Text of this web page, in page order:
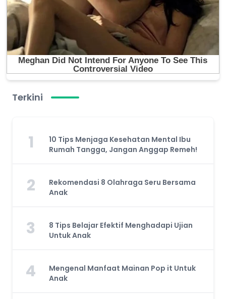
Terkini
1
10 Tips Menjaga Kesehatan Mental Ibu
Rumah Tangga, Jangan Anggap Remeh!
2
Rekomendasi 8 Olahraga Seru Bersama
Anak
3
8 Tips Belajar Efektif Menghadapi Ujian
Untuk Anak
4
Mengenal Manfaat Mainan Pop it Untuk
Anak